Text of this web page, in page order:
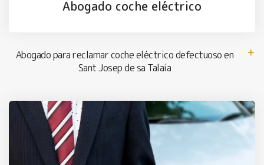
Abogado coche eléctrico
Abogado para reclamar coche eléctrico defectuoso en
Sant Josep de sa Talaia